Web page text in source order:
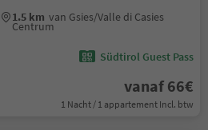
1.5 km van Gsies/Valle di Casies
Centrum
Südtirol Guest Pass
vanaf 66€
1 Nacht / 1 appartement Incl. btw